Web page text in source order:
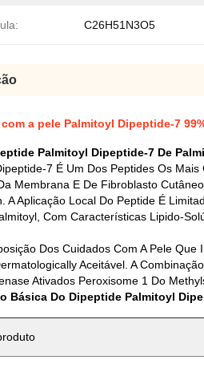
C26H51N3O5
a pele Palmitoyl Dipeptide-7
Palmitoyl Dipeptide-7 De
7 É Um Dos Peptides Os
Membrana E De Fibroblasto
A Aplicação Local Do Peptide É
Com Características Lipido-
Dos Cuidados Com A Pele
Aceitável. A
Ativados Peroxisome 1 Do
Básica Do Dipeptide Palmitoyl